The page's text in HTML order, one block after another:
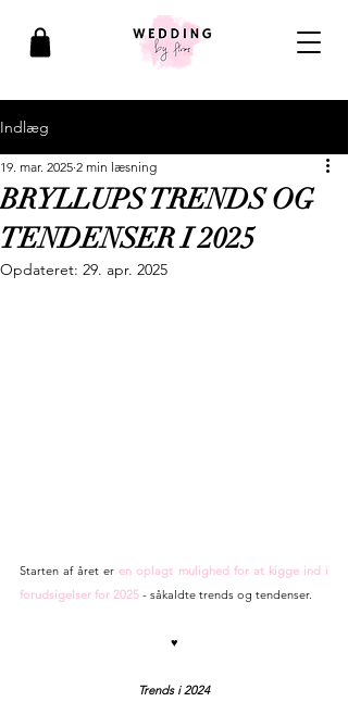
Indlæg
BRYLLUPS TRENDS OG
TENDENSER I 2025
19. mar. 2025 2 min læsning
Opdateret: 29. apr. 2025
Starten af året er en oplagt mulighed for at kigge ind i
forudsigelser for 2025 - såkaldte trends og tendenser.
♥
Trends i 2024